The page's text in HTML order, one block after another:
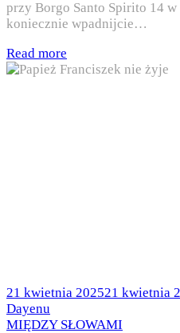
przy Borgo Santo Spirito 14
koniecznie wpadnijcie…
Read more
Posted
on
21 kwietnia 202521 kwietnia
by
Dayenu
Posted
MIĘDZY SŁOWAMI